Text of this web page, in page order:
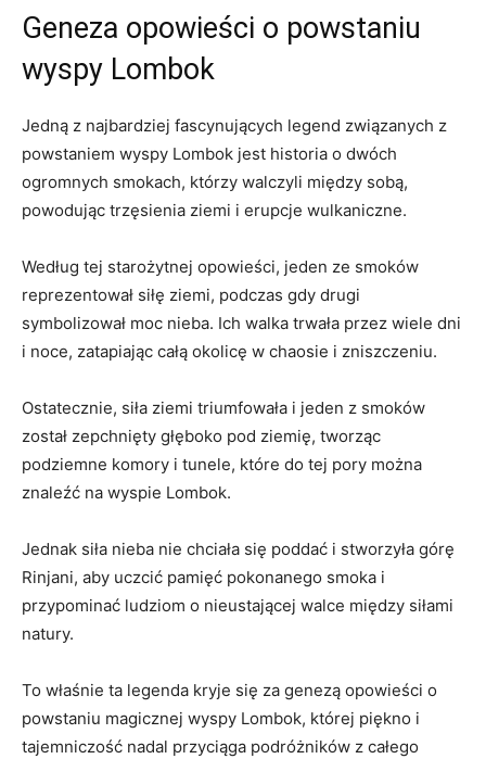
Geneza ​opowieści o powstaniu
wyspy Lombok
Jedną z ‍najbardziej fascynujących legend związanych z
‍powstaniem‌ wyspy Lombok ⁣jest historia ⁢o ⁢dwóch ​
ogromnych‌ smokach,⁢ którzy ⁣walczyli między sobą,⁤
powodując trzęsienia ziemi i erupcje wulkaniczne.
Według ‍tej starożytnej opowieści,​ jeden ze smoków
reprezentował siłę ziemi, podczas gdy ‌drugi⁤
symbolizował moc nieba. ⁣Ich ⁣walka trwała ⁤przez ‌wiele⁣ dni⁣
i noce, zatapiając całą okolicę w chaosie i​ zniszczeniu.
Ostatecznie, ⁢siła ziemi triumfowała i⁤ jeden z ⁣smoków
został zepchnięty głęboko pod ziemię, tworząc
podziemne komory i ‌tunele, które do tej pory ⁢można
znaleźć na wyspie​ Lombok.
Jednak siła nieba nie chciała się poddać i stworzyła​ górę
Rinjani,​ aby uczcić ⁤pamięć pokonanego smoka i‍
przypominać ​ludziom‌ o nieustającej⁢ walce⁣ między ‌siłami
natury.
To⁢ właśnie ​ta legenda⁤ kryje się za ⁢genezą opowieści o
powstaniu⁢ magicznej wyspy Lombok, której piękno ⁤i
tajemniczość nadal przyciąga podróżników z całego⁤